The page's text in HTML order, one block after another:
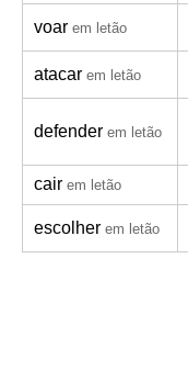
voar em letão
atacar em letão
defender em letão
cair em letão
escolher em letão